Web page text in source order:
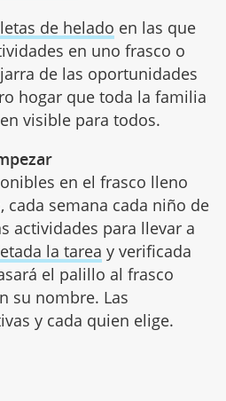
de helado en las que
en uno frasco o
de las oportunidades
hogar que toda la familia
visible para todos.
en el frasco lleno
cada semana cada niño de
actividades para llevar a
la tarea y verificada
el palillo al frasco
su nombre. Las
y cada quien elige.